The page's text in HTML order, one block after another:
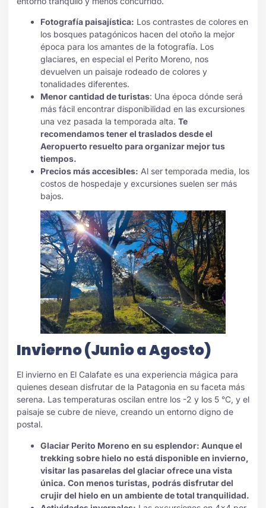
Fotografía paisajística: Los contrastes de colores en
los bosques patagónicos hacen del otoño la mejor
época para los amantes de la fotografía. Los
glaciares, en especial el Perito Moreno, nos
devuelven un paisaje rodeado de colores y
tonalidades diferentes.
Menor cantidad de turistas: Una época dónde será
más fácil encontrar disponibilidad en las excursiones
una vez pasada la temporada alta. Te
recomendamos tener el traslados desde el
Aeropuerto resuelto para organizar mejor tus
tiempos.
Precios más accesibles: Al ser temporada media, los
costos de hospedaje y excursiones suelen ser más
bajos.
Invierno (Junio a Agosto)
El invierno en El Calafate es una experiencia mágica para
quienes desean disfrutar de la Patagonia en su faceta más
serena. Las temperaturas oscilan entre los -2 y los 5 °C, y el
paisaje se cubre de nieve, creando un entorno digno de
postal.
Glaciar Perito Moreno en su esplendor: Aunque el
trekking sobre hielo no está disponible en invierno,
visitar las pasarelas del glaciar ofrece una vista
única. Con menos turistas, podrás disfrutar del
crujir del hielo en un ambiente de total tranquilidad.